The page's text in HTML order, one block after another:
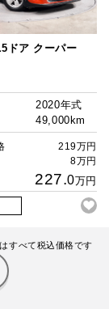
ドア クーパー
2020年式
49,000km
219万円
8万円
227.0万円
すべて税込価格です